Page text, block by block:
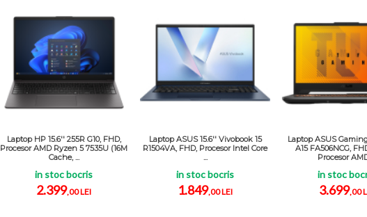
Laptop HP 15.6'' 255R G10, FHD,
Procesor AMD Ryzen 5 7535U (16M
Cache, ...
in stoc bocris
2.399,00 LEI
Laptop ASUS 15.6'' Vivobook 15
R1504VA, FHD, Procesor Intel Core
...
in stoc bocris
1.849,00 LEI
Laptop ASUS
A15 FA506NCG,
Procesor
in stoc
3.699,00